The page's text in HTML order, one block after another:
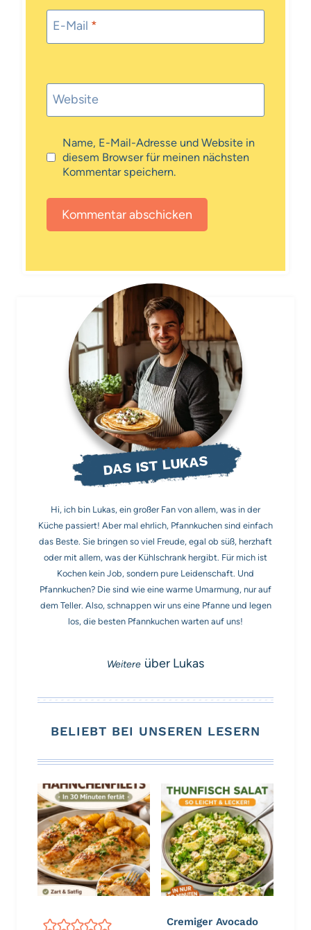
E-Mail *
Website
Name, E-Mail-Adresse und Website in
diesem Browser für meinen nächsten
Kommentar speichern.
DAS IST LUKAS
Hi, ich bin Lukas, ein großer Fan von allem, was in der
Küche passiert! Aber mal ehrlich, Pfannkuchen sind einfach
das Beste. Sie bringen so viel Freude, egal ob süß, herzhaft
oder mit allem, was der Kühlschrank hergibt. Für mich ist
Kochen kein Job, sondern pure Leidenschaft. Und
Pfannkuchen? Die sind wie eine warme Umarmung, nur auf
dem Teller. Also, schnappen wir uns eine Pfanne und legen
los, die besten Pfannkuchen warten auf uns!
über Lukas
BELIEBT BEI UNSEREN LESERN
Cremiger Avocado